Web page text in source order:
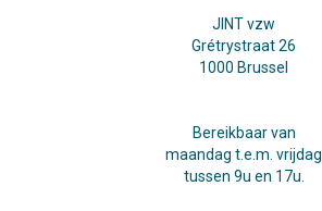
JINT vzw
Grétrystraat 26
1000 Brussel
Bereikbaar van
maandag t.e.m. vrijdag
tussen 9u en 17u.